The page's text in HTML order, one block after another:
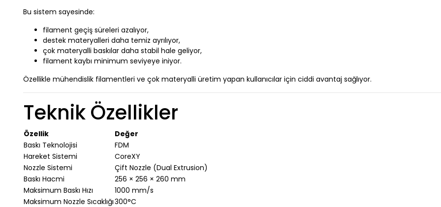
Bu sistem sayesinde:
filament geçiş süreleri azalıyor,
destek materyalleri daha temiz ayrılıyor,
çok materyalli baskılar daha stabil hale geliyor,
filament kaybı minimum seviyeye iniyor.
Özellikle mühendislik filamentleri ve çok materyalli üretim yapan kullanıcılar için ciddi avantaj sağlıyor.
Teknik Özellikler
Özellik
Değer
Baskı Teknolojisi
FDM
Hareket Sistemi
CoreXY
Nozzle Sistemi
Çift Nozzle (Dual Extrusion)
Baskı Hacmi
256 × 256 × 260 mm
Maksimum Baskı Hızı
1000 mm/s
Maksimum Nozzle Sıcaklığı300°C